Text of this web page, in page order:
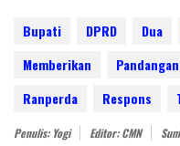
itt
er
k
e
dI
n
b
o
o
at
s
p
Bupati DPRD Dua
Memberikan
Pandangan
Ranperda
Respons
Penulis: Yogi Editor: CMN